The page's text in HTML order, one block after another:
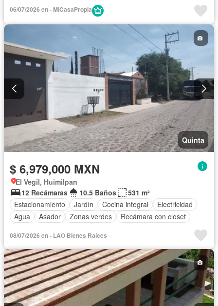
06/07/2026 en - MiCasaPropia
Quinta
$ 6,979,000 MXN
El Vegil, Huimilpan
12 Recámaras
10.5 Baños
531 m²
Estacionamiento
Jardín Cocina integral
Electricidad
Agua
Asador Zonas verdes
Recámara con closet
08/07/2026 en - LAO Bienes Raíces